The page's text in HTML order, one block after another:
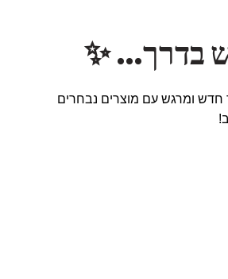
בדרך… ✨
חדש ומרגש עם מוצרים נבחרים